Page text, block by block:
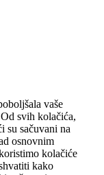
vaše
svih kolačića,
su sačuvani na
osnovnim
kolačiće
kako